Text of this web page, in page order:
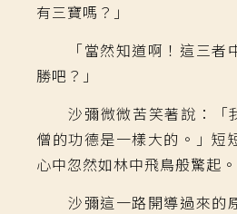
有三寶嗎？」
「當然知道啊！這三者
勝吧？」
沙彌微微苦笑著說：「
僧的功德是一樣大的。」短
心中忽然如林中飛鳥般驚起。
沙彌這一路開導過來的